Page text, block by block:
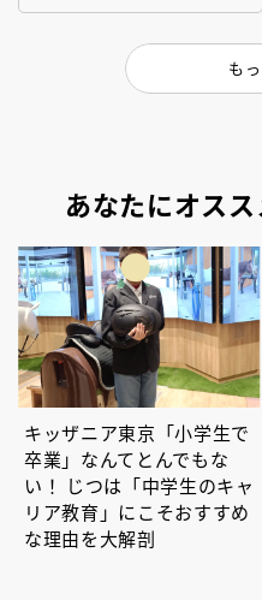
も
あなたにオス
キッザニア東京「小学生で
卒業」なんてとんでもな
い！ じつは「中学生のキャ
リア教育」にこそおすすめ
な理由を大解剖